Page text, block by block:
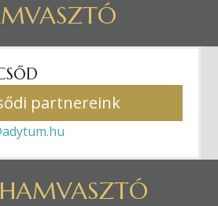
partnereink
HAMVASZTÓ